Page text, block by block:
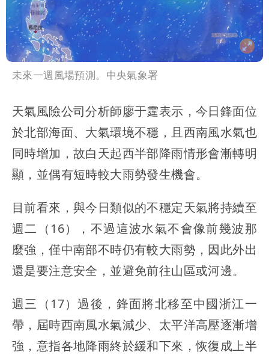
未來一週風場預測。中央氣象署
天氣風險公司分析師廖于霆表示，今日鋒面位
於北部海面、大氣環境不穩，且西南風水氣也
同時增加，故白天起西半部降雨情形會漸轉明
顯，並偶有短時較大雨勢發生機會。
目前看來，與今日類似的不穩定天氣將持續至
週二（16），不過這波水氣不會像前幾波那
麼強，僅中南部不時仍有較大雨勢，因此外出
還是要注意安全，並避免前往山區或河邊。
週三（17）過後，鋒面將北移至中國浙江一
帶，屆時西南風水氣減少、太平洋高壓逐漸增
強，意指各地降雨終於緩和下來，恢復成上半